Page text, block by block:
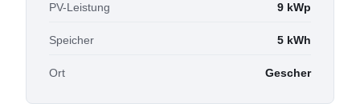
PV-Leistung 9 kWp
Speicher 5 kWh
Ort Gescher